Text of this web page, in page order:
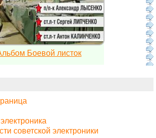
Боевой листок
советской электроники